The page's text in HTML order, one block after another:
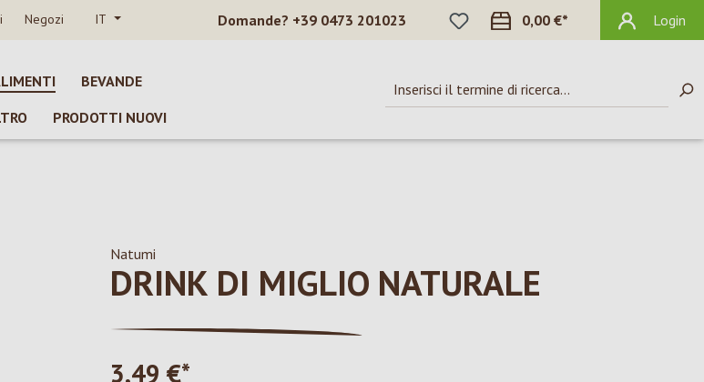
Negozi IT Domande? +39 0473 201023
HAI 0 ARTICOLI NELLA LISTA DEI
0,00 €* Login
BEVANDE
PRODOTTI NUOVI
Natumi
DRINK DI MIGLIO NATURALE
3,49 €*